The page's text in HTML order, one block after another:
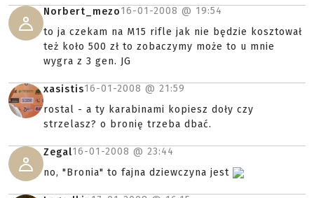
Norbert_mezo16-01-2008 @ 19:54
to ja czekam na M15 rifle jak nie będzie kosztował
też koło 500 zł to zobaczymy może to u mnie
wygra z 3 gen. JG
xasistis16-01-2008 @ 21:59
rostal - a ty karabinami kopiesz doły czy
strzelasz? o bronię trzeba dbać.
Zegal16-01-2008 @ 23:44
no, "Bronia" to fajna dziewczyna jest